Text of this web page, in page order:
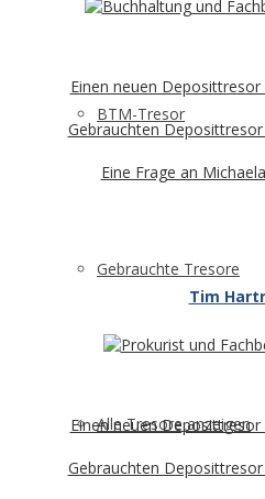
BTM-Tresor
Gebrauchte Tresore
Alle Tresore anzeigen
Einen neuen
Gebrauchten
Eine Frage an
Tim
Einen neuen
Gebrauchten